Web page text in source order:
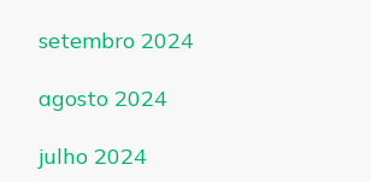
setembro 2024
agosto 2024
julho 2024